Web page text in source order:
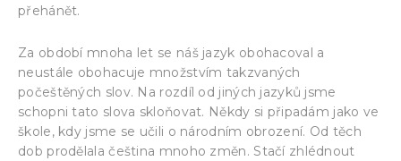
přehánět.
Za období mnoha let se náš jazyk obohacoval a
neustále obohacuje množstvím takzvaných
počeštěných slov. Na rozdíl od jiných jazyků jsme
schopni tato slova skloňovat. Někdy si připadám jako ve
škole, kdy jsme se učili o národním obrození. Od těch
dob prodělala čeština mnoho změn. Stačí zhlédnout